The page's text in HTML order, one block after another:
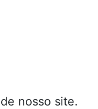
nosso site.